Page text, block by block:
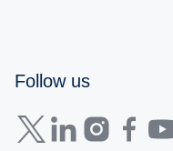
Follow us